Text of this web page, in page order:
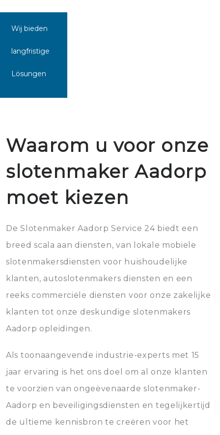
Wij bieden
langfristige
Lösungen
Waarom u voor onze
slotenmaker Aadorp
moet kiezen
De Slotenmaker Aadorp Service 24 biedt een
breed scala aan diensten, van lokale mobiele
slotenmakersdiensten voor huishoudelijke
klanten, autoslotenmakers diensten en een
reeks commerciële diensten voor onze zakelijke
klanten tot onze deskundige slotenmakers
Aadorp opleidingen.
Als toonaangevende industrie-experts met 15
jaar ervaring is het ons doel om al onze klanten
te voorzien van ongeëvenaarde slotenmaker-
Aadorp en beveiligingsdiensten en tegelijkertijd
de ultieme kennisbron te creëren voor het